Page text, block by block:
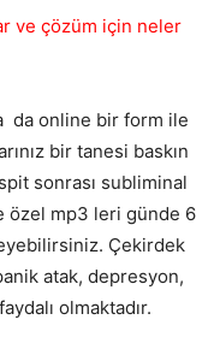
ve çözüm için neler
da online bir form ile
bir tanesi baskın
sonrası subliminal
özel mp3 leri günde 6
Çekirdek
atak, depresyon,
olmaktadır.